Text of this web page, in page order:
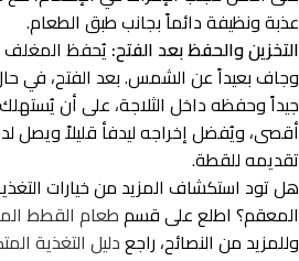
عذبة ونظيفة دائماً بجانب طبق الطعام.
التخزين والحفظ بعد الفتح: يُحفظ المغلف
وجاف بعيداً عن الشمس. بعد الفتح، في
أقصى، ويُفضل إخراجه ليدفأ قليلاً ويصل
تقديمه للقطة.
هل تود استكشاف المزيد من خيارات
المعقم؟ اطلع على قسمطعام القطط
وللمزيد من النصائح، راجعدليل التغذية